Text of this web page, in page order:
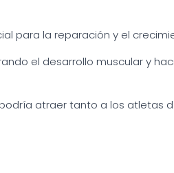
para la reparación y el
el desarrollo muscular y
atraer tanto a los atletas